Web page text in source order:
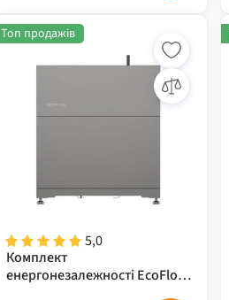
5,0
Комплект
енергонезалежності EcoFlow
Топ продажів